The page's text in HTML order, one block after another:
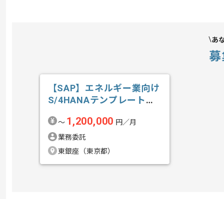
あ
【SAP】エネルギー業向け
S/4HANAテンプレート導
〜 1,200,000 円／月
業務委託
東銀座（東京都）